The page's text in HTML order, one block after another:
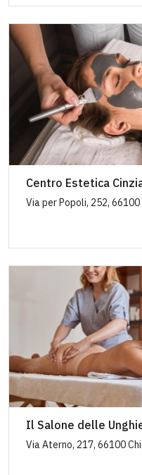
Centro Estetica
Via per Popoli, 252, 66100
Il Salone delle
Via Aterno, 217, 66100